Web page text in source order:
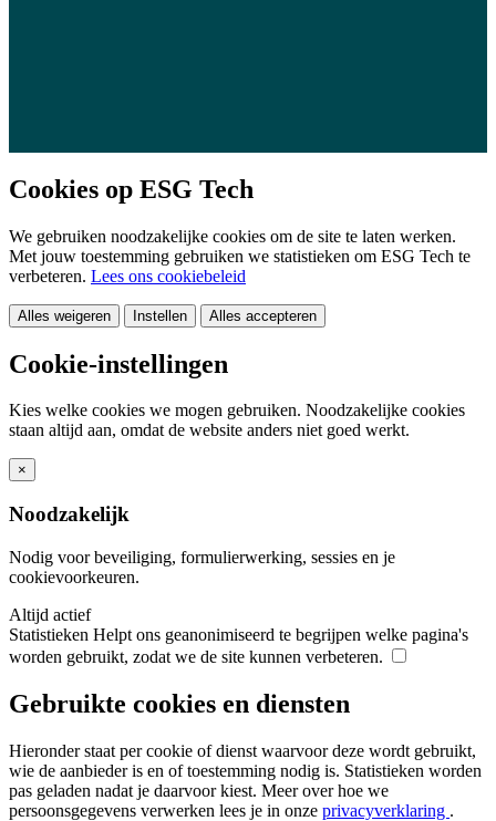
Cookies op ESG Tech
We gebruiken noodzakelijke cookies om de site te laten werken.
Met jouw toestemming gebruiken we statistieken om ESG Tech te
verbeteren. Lees ons cookiebeleid
Alles weigeren Instellen Alles accepteren
Cookie-instellingen
Kies welke cookies we mogen gebruiken. Noodzakelijke cookies
staan altijd aan, omdat de website anders niet goed werkt.
×
Noodzakelijk
Nodig voor beveiliging, formulierwerking, sessies en je
cookievoorkeuren.
Altijd actief
Statistieken Helpt ons geanonimiseerd te begrijpen welke pagina's
worden gebruikt, zodat we de site kunnen verbeteren.
Gebruikte cookies en diensten
Hieronder staat per cookie of dienst waarvoor deze wordt gebruikt,
wie de aanbieder is en of toestemming nodig is. Statistieken worden
pas geladen nadat je daarvoor kiest. Meer over hoe we
persoonsgegevens verwerken lees je in onze privacyverklaring .